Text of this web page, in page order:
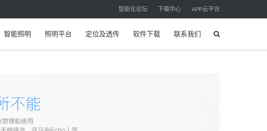
智能化论坛 下载中心 APP云平台
智能照明 照明平台 定位及透传 软件下载 联系我们